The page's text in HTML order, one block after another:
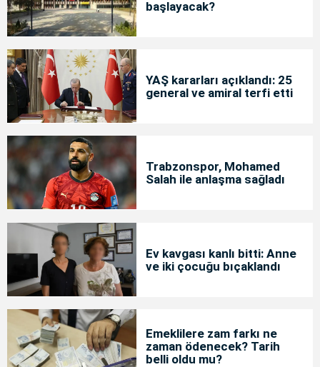
başlayacak?
YAŞ kararları açıklandı: 25
general ve amiral terfi etti
Trabzonspor, Mohamed
Salah ile anlaşma sağladı
Ev kavgası kanlı bitti: Anne
ve iki çocuğu bıçaklandı
Emeklilere zam farkı ne
zaman ödenecek? Tarih
belli oldu mu?